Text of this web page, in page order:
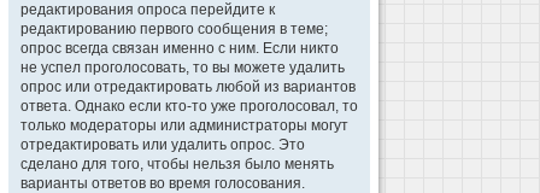
редактирования опроса перейдите к
редактированию первого сообщения в теме;
опрос всегда связан именно с ним. Если никто
не успел проголосовать, то вы можете удалить
опрос или отредактировать любой из вариантов
ответа. Однако если кто-то уже проголосовал, то
только модераторы или администраторы могут
отредактировать или удалить опрос. Это
сделано для того, чтобы нельзя было менять
варианты ответов во время голосования.